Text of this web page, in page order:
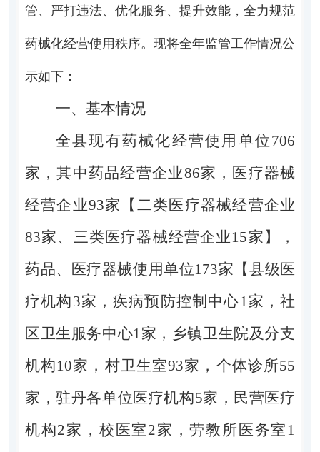
管、严打违法、优化服务、提升效能，全力规范
药械化经营使用秩序。现将全年监管工作情况公
示如下：
一、基本情况
全县现有药械化经营使用单位 706
家，其中药品经营企业86家，医疗器械
经营企业93家【二类医疗器械经营企业
83家、三类医疗器械经营企业15家】，
药品、医疗器械使用单位173家【县级医
疗机构3家，疾病预防控制中心1 家，社
区卫生服务中心1 家，乡镇卫生院及分支
机构10家，村卫生室93家，个体诊所55
家，驻丹各单位医疗机构5家，民营医疗
机构2家，校医室2家，劳教所医务室 1